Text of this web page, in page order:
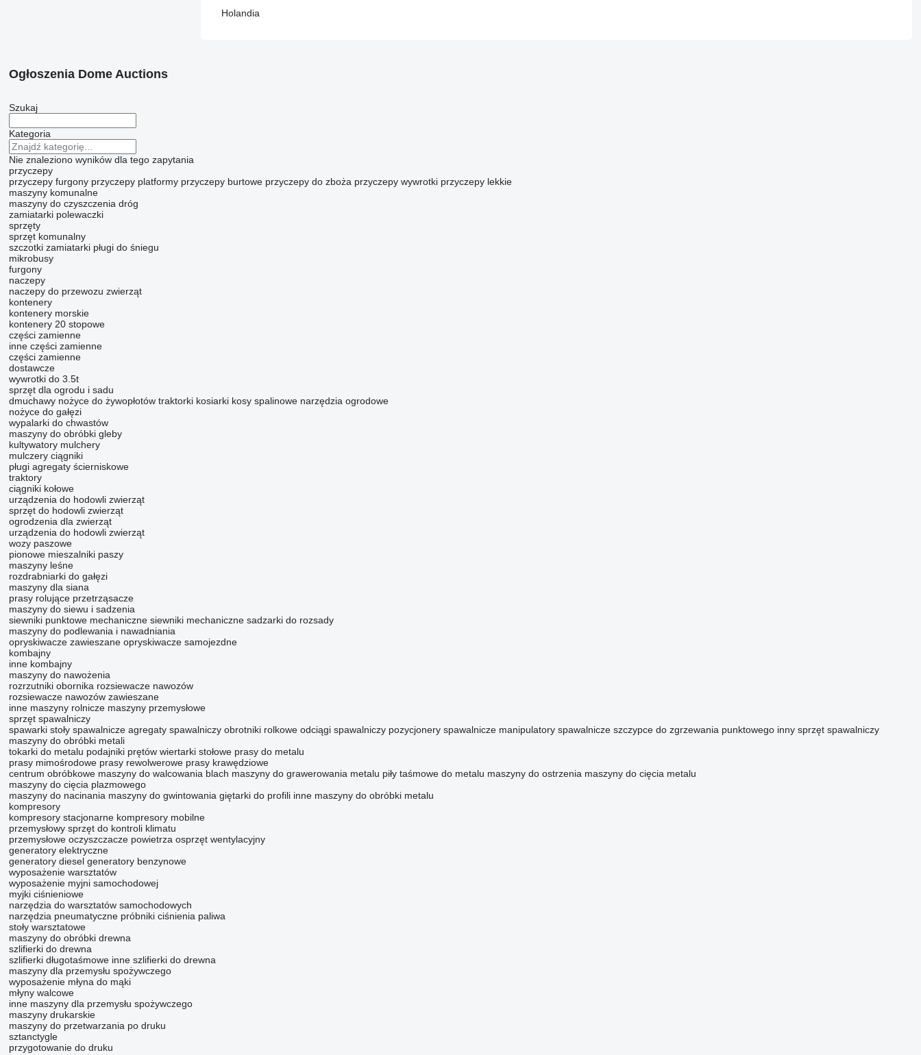
Holandia
Ogłoszenia Dome Auctions
Szukaj
Kategoria
Nie znaleziono wyników dla tego zapytania
przyczepy
przyczepy furgony przyczepy platformy przyczepy burtowe przyczepy do zboża przyczepy wywrotki przyczepy lekkie
maszyny komunalne
maszyny do czyszczenia dróg
zamiatarki polewaczki
sprzęty
sprzęt komunalny
szczotki zamiatarki pługi do śniegu
mikrobusy
furgony
naczepy
naczepy do przewozu zwierząt
kontenery
kontenery morskie
kontenery 20 stopowe
części zamienne
inne części zamienne
części zamienne
dostawcze
wywrotki do 3.5t
sprzęt dla ogrodu i sadu
dmuchawy nożyce do żywopłotów traktorki kosiarki kosy spalinowe narzędzia ogrodowe
nożyce do gałęzi
wypalarki do chwastów
maszyny do obróbki gleby
kultywatory mulchery
mulczery ciągniki
pługi agregaty ścierniskowe
traktory
ciągniki kołowe
urządzenia do hodowli zwierząt
sprzęt do hodowli zwierząt
ogrodzenia dla zwierząt
urządzenia do hodowli zwierząt
wozy paszowe
pionowe mieszalniki paszy
maszyny leśne
rozdrabniarki do gałęzi
maszyny dla siana
prasy rolujące przetrząsacze
maszyny do siewu i sadzenia
siewniki punktowe mechaniczne siewniki mechaniczne sadzarki do rozsady
maszyny do podlewania i nawadniania
opryskiwacze zawieszane opryskiwacze samojezdne
kombajny
inne kombajny
maszyny do nawożenia
rozrzutniki obornika rozsiewacze nawozów
rozsiewacze nawozów zawieszane
inne maszyny rolnicze maszyny przemysłowe
sprzęt spawalniczy
spawarki stoły spawalnicze agregaty spawalniczy obrotniki rolkowe odciągi spawalniczy pozycjonery spawalnicze manipulatory spawalnicze szczypce do zgrzewania punktowego inny sprzęt spawalniczy
maszyny do obróbki metali
tokarki do metalu podajniki prętów wiertarki stołowe prasy do metalu
prasy mimośrodowe prasy rewolwerowe prasy krawędziowe
centrum obróbkowe maszyny do walcowania blach maszyny do grawerowania metalu piły taśmowe do metalu maszyny do ostrzenia maszyny do cięcia metalu
maszyny do cięcia plazmowego
maszyny do nacinania maszyny do gwintowania giętarki do profili inne maszyny do obróbki metalu
kompresory
kompresory stacjonarne kompresory mobilne
przemysłowy sprzęt do kontroli klimatu
przemysłowe oczyszczacze powietrza osprzęt wentylacyjny
generatory elektryczne
generatory diesel generatory benzynowe
wyposażenie warsztatów
wyposażenie myjni samochodowej
myjki ciśnieniowe
narzędzia do warsztatów samochodowych
narzędzia pneumatyczne próbniki ciśnienia paliwa
stoły warsztatowe
maszyny do obróbki drewna
szlifierki do drewna
szlifierki długotaśmowe inne szlifierki do drewna
maszyny dla przemysłu spożywczego
wyposażenie młyna do mąki
młyny walcowe
inne maszyny dla przemysłu spożywczego
maszyny drukarskie
maszyny do przetwarzania po druku
sztanctygle
przygotowanie do druku